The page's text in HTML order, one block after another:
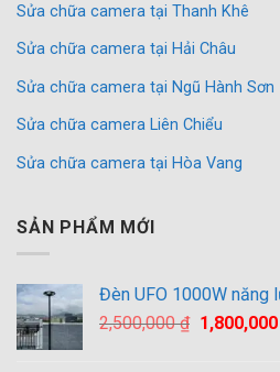
Sửa chữa camera tại Thanh Khê
Sửa chữa camera tại Hải Châu
Sửa chữa camera tại Ngũ Hành Sơn
Sửa chữa camera Liên Chiểu
Sửa chữa camera tại Hòa Vang
SẢN PHẨM MỚI
Đèn UFO 1000W năng
2,500,000₫ Giá
1,800,000